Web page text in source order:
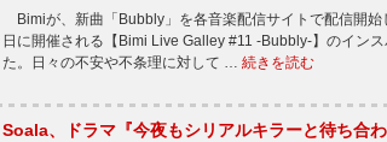
Bimiが、新曲「Bubbly」を各音楽配信サイトで配信開
日に開催される【Bimi Live Galley #11 -Bubbly-】のイン
た。日々の不安や不条理に対して … 続きを読む
Soala、ドラマ『今夜もシリアルキラーと待ち合